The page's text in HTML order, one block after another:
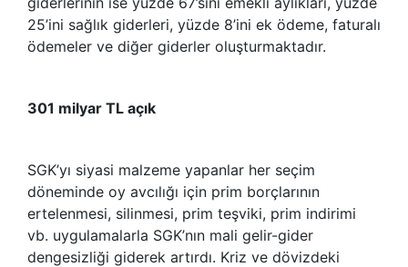
25’ini sağlık giderleri, yüzde 8’ini ek ödeme, faturalı
ödemeler ve diğer giderler oluşturmaktadır.
301 milyar TL açık
SGK’yı siyasi malzeme yapanlar her seçim
döneminde oy avcılığı için prim borçlarının
ertelenmesi, silinmesi, prim teşviki, prim indirimi
vb. uygulamalarla SGK’nın mali gelir-gider
dengesizliği giderek artırdı. Kriz ve dövizdeki